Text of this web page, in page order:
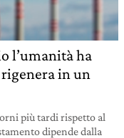
l’umanità ha
in un
più tardi rispetto al
dipende dalla